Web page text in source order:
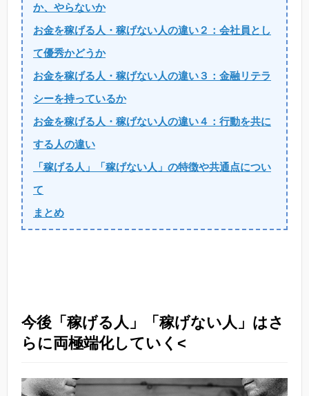
か、やらないか
お金を稼げる人・稼げない人の違い２：会社員とし
て優秀かどうか
お金を稼げる人・稼げない人の違い３：金融リテラ
シーを持っているか
お金を稼げる人・稼げない人の違い４：行動を共に
する人の違い
「稼げる人」「稼げない人」の特徴や共通点につい
て
まとめ
今後「稼げる人」「稼げない人」はさ
らに両極端化していく<